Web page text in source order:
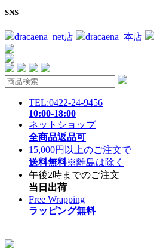
SNS
dracaena_net店 dracaena_本店
TEL:0422-24-9456
10:00-18:00
ネットショップ
全商品返品可
15,000円以上のご注文で
送料無料※離島は除く
午後2時までのご注文
当日出荷
Free Wrapping
ラッピング無料